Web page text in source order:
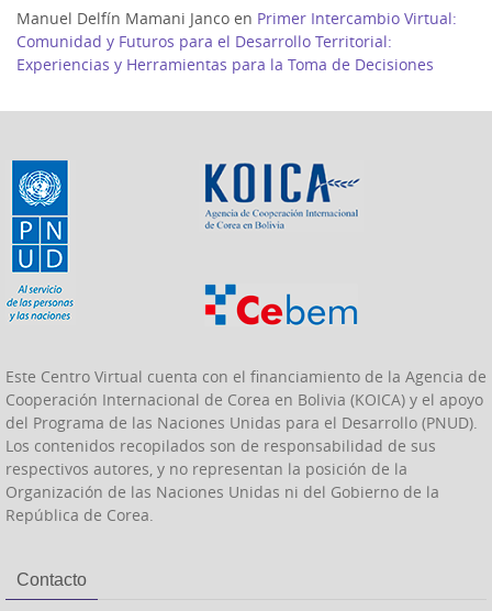
Manuel Delfín Mamani Janco en Primer Intercambio Virtual:
Comunidad y Futuros para el Desarrollo Territorial:
Experiencias y Herramientas para la Toma de Decisiones
Este Centro Virtual cuenta con el financiamiento de la Agencia de
Cooperación Internacional de Corea en Bolivia (KOICA) y el apoyo
del Programa de las Naciones Unidas para el Desarrollo (PNUD).
Los contenidos recopilados son de responsabilidad de sus
respectivos autores, y no representan la posición de la
Organización de las Naciones Unidas ni del Gobierno de la
República de Corea.
Contacto